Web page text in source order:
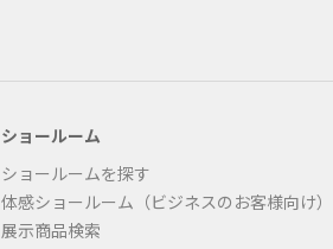
ショールーム
ショールームを探す
体感ショールーム（ビジネスのお客様向け）
展示商品検索